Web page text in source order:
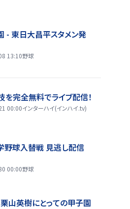
- 東日大昌平スタメン発
13:10野球
を完全無料でライブ配信！
00:00インターハイ(インハイ.tv)
野球入替戦 見逃し配信
00:00野球
栗山英樹にとっての甲子園